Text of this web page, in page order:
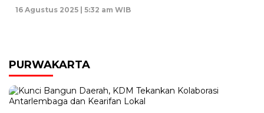
16 Agustus 2025 | 5:32 am WIB
PURWAKARTA